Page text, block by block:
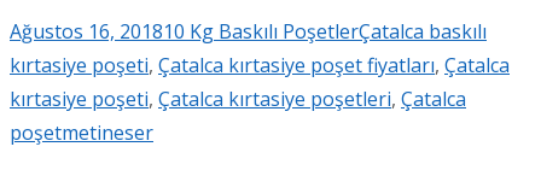
Ağustos 16, 201810 Kg Baskılı PoşetlerÇatalca baskılı
kırtasiye poşeti, Çatalca kırtasiye poşet fiyatları, Çatalca
kırtasiye poşeti, Çatalca kırtasiye poşetleri, Çatalca
poşetmetineser